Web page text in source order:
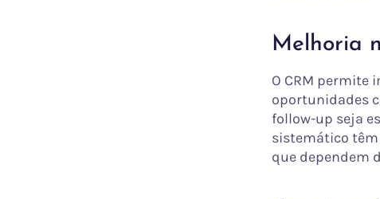
Melhoria
O CRM permite
oportunidades
follow-up seja
sistemático
que dependem